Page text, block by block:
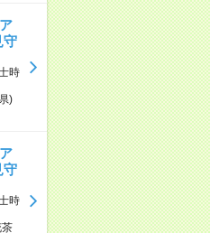
守
時
)
守
時